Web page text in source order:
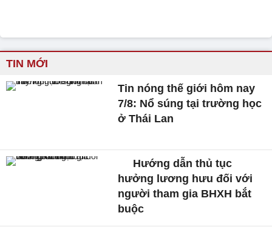
TIN MỚI
Tin nóng thế giới hôm nay
7/8: Nổ súng tại trường học
ở Thái Lan
Hướng dẫn thủ tục
hưởng lương hưu đối với
người tham gia BHXH bắt
buộc